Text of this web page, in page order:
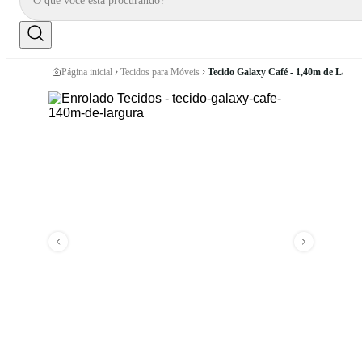
Página inicial Tecidos para Móveis Tecido Galaxy Café - 1,40m de